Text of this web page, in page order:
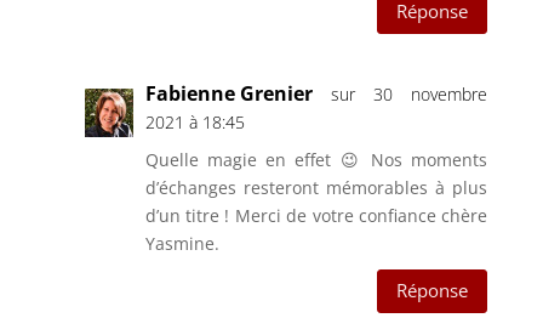
Réponse
Fabienne Grenier
sur 30 novembre
2021 à 18:45
Quelle magie en effet 😉 Nos moments
d’échanges resteront mémorables à plus
d’un titre ! Merci de votre confiance chère
Yasmine.
Réponse